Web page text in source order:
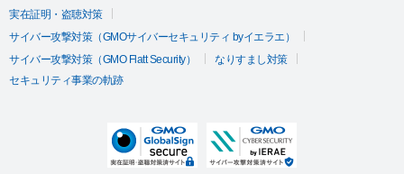
実在証明・盗聴対策
サイバー攻撃対策（GMOサイバーセキュリティ byイエラエ）
サイバー攻撃対策（GMO Flatt Security）
なりすまし対策
セキュリティ事業の軌跡